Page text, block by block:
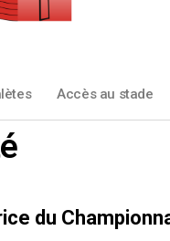
Accès au stade
du